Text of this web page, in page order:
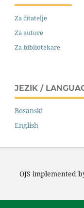
Za čitatelje
Za autore
Za bibliotekare
JEZIK /
Bosanski
English
OJS implemented